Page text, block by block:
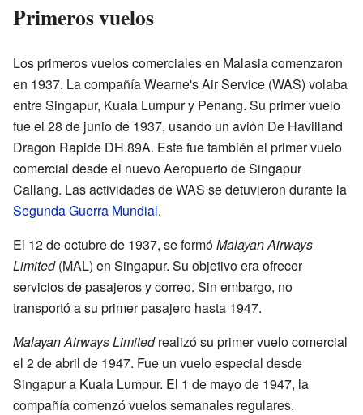
Primeros vuelos
Los primeros vuelos comerciales en Malasia comenzaron
en 1937. La compañía Wearne's Air Service (WAS) volaba
entre Singapur, Kuala Lumpur y Penang. Su primer vuelo
fue el 28 de junio de 1937, usando un avión De Havilland
Dragon Rapide DH.89A. Este fue también el primer vuelo
comercial desde el nuevo Aeropuerto de Singapur
Callang. Las actividades de WAS se detuvieron durante la
Segunda Guerra Mundial.
El 12 de octubre de 1937, se formóMalayan Airways
Limited(MAL) en Singapur. Su objetivo era ofrecer
servicios de pasajeros y correo. Sin embargo, no
transportó a su primer pasajero hasta 1947.
Malayan Airways Limitedrealizó su primer vuelo comercial
el 2 de abril de 1947. Fue un vuelo especial desde
Singapur a Kuala Lumpur. El 1 de mayo de 1947, la
compañía comenzó vuelos semanales regulares.